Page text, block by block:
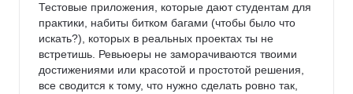
Тестовые приложения, которые дают студентам для
практики, набиты битком багами (чтобы было что
искать?), которых в реальных проектах ты не
встретишь. Ревьюеры не заморачиваются твоими
достижениями или красотой и простотой решения,
все сводится к тому, что нужно сделать ровно так,